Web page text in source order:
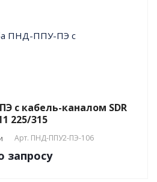
с кабель-каналом SDR
225/315
Арт. ПНД-ППУ2-ПЭ-106
запросу